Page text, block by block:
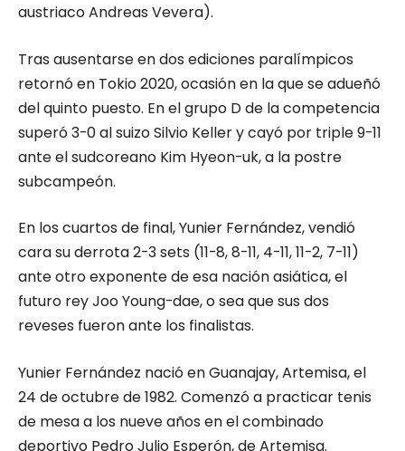
austriaco Andreas Vevera).
Tras ausentarse en dos ediciones paralímpicos
retornó en Tokio 2020, ocasión en la que se adueñó
del quinto puesto. En el grupo D de la competencia
superó 3-0 al suizo Silvio Keller y cayó por triple 9-11
ante el sudcoreano Kim Hyeon-uk, a la postre
subcampeón.
En los cuartos de final, Yunier Fernández, vendió
cara su derrota 2-3 sets (11-8, 8-11, 4-11, 11-2, 7-11)
ante otro exponente de esa nación asiática, el
futuro rey Joo Young-dae, o sea que sus dos
reveses fueron ante los finalistas.
Yunier Fernández nació en Guanajay, Artemisa, el
24 de octubre de 1982. Comenzó a practicar tenis
de mesa a los nueve años en el combinado
deportivo Pedro Julio Esperón, de Artemisa.